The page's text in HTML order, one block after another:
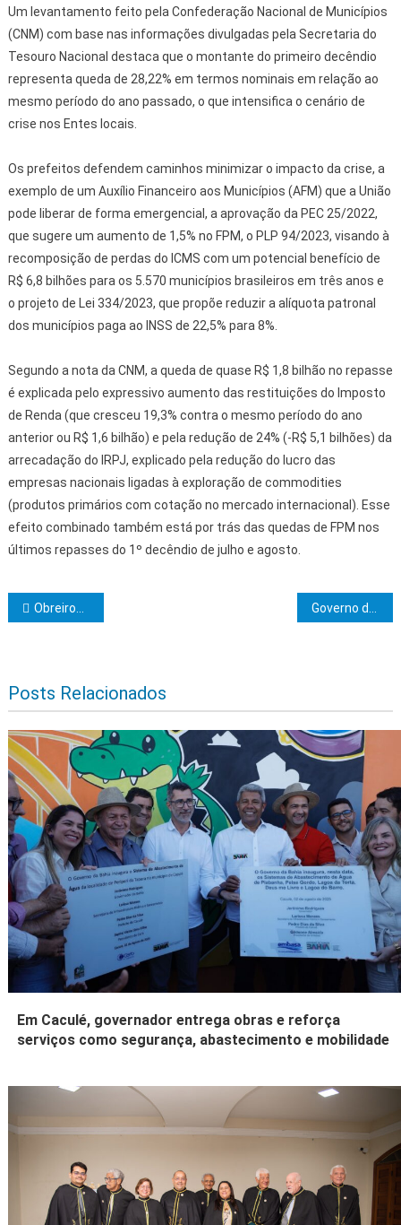
Um levantamento feito pela Confederação Nacional de Municípios
(CNM) com base nas informações divulgadas pela Secretaria do
Tesouro Nacional destaca que o montante do primeiro decêndio
representa queda de 28,22% em termos nominais em relação ao
mesmo período do ano passado, o que intensifica o cenário de
crise nos Entes locais.
Os prefeitos defendem caminhos minimizar o impacto da crise, a
exemplo de um Auxílio Financeiro aos Municípios (AFM) que a União
pode liberar de forma emergencial, a aprovação da PEC 25/2022,
que sugere um aumento de 1,5% no FPM, o PLP 94/2023, visando à
recomposição de perdas do ICMS com um potencial benefício de
R$ 6,8 bilhões para os 5.570 municípios brasileiros em três anos e
o projeto de Lei 334/2023, que propõe reduzir a alíquota patronal
dos municípios paga ao INSS de 22,5% para 8%.
Segundo a nota da CNM, a queda de quase R$ 1,8 bilhão no repasse
é explicada pelo expressivo aumento das restituições do Imposto
de Renda (que cresceu 19,3% contra o mesmo período do ano
anterior ou R$ 1,6 bilhão) e pela redução de 24% (-R$ 5,1 bilhões) da
arrecadação do IRPJ, explicado pela redução do lucro das
empresas nacionais ligadas à exploração de commodities
(produtos primários com cotação no mercado internacional). Esse
efeito combinado também está por trás das quedas de FPM nos
últimos repasses do 1º decêndio de julho e agosto.
Navegação de Post
Obreiros da Fraternidade realiza Encontro Regional Maçônico
Posts Relacionados
Em Caculé, governador entrega obras e reforça
serviços como segurança, abastecimento e mobilidade